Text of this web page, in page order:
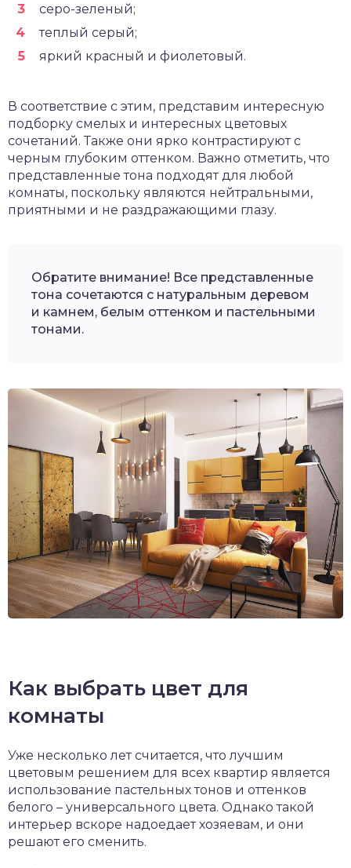
серо-зеленый;
теплый серый;
яркий красный и фиолетовый.
В соответствие с этим, представим интересную
подборку смелых и интересных цветовых
сочетаний. Также они ярко контрастируют с
черным глубоким оттенком. Важно отметить, что
представленные тона подходят для любой
комнаты, поскольку являются нейтральными,
приятными и не раздражающими глазу.
Обратите внимание! Все представленные
тона сочетаются с натуральным деревом
и камнем, белым оттенком и пастельными
тонами.
Как выбрать цвет для
комнаты
Уже несколько лет считается, что лучшим
цветовым решением для всех квартир является
использование пастельных тонов и оттенков
белого – универсального цвета. Однако такой
интерьер вскоре надоедает хозяевам, и они
решают его сменить.